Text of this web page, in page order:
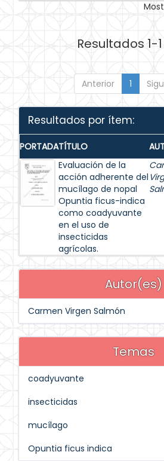
Resultados 1-1
Anterior 1
Resultados por ítem:
PORTADATÍTULO
Evaluación de la
acción adherente del
mucílago de nopal
Opuntia ficus-indica
como coadyuvante
en el uso de
insecticidas
agrícolas.
Autor(es)
Carmen Virgen Salmón
Temas
coadyuvante
insecticidas
mucílago
Opuntia ficus indica